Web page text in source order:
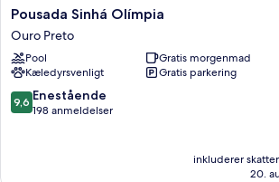
Pousada
Sinhá
Olímpia
Ouro
Preto
Pousada Sinhá Olímpia
Ouro Preto
Pool
Gratis morgenmad
Kæledyrsvenligt
Gratis parkering
9.6
ud
9,6 Enestående
198 anmeldelser
inkluderer
20.